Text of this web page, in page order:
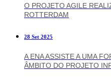
O PROJETO AGILE
ROTTERDAM
28 Set 2025
A ENA ASSISTE A UMA
ÂMBITO DO PROJETO